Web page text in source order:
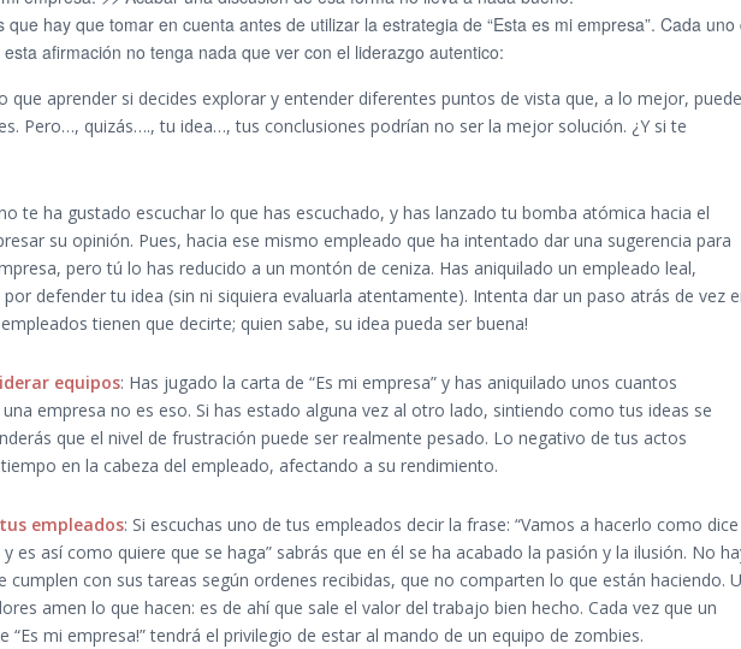
hay que tomar en cuenta antes de utilizar la estrategia de “Esta es mi empresa”. Cada uno
afirmación no tenga nada que ver con el liderazgo autentico:
que aprender si decides explorar y entender diferentes puntos de vista que, a lo mejor,
Pero…, quizás…., tu idea…, tus conclusiones podrían no ser la mejor solución. ¿Y si te
te ha gustado escuchar lo que has escuchado, y has lanzado tu bomba atómica hacia el
su opinión. Pues, hacia ese mismo empleado que ha intentado dar una sugerencia para
pero tú lo has reducido a un montón de ceniza. Has aniquilado un empleado leal,
defender tu idea (sin ni siquiera evaluarla atentamente). Intenta dar un paso atrás de vez
tienen que decirte; quien sabe, su idea pueda ser buena!
equipos: Has jugado la carta de “Es mi empresa” y has aniquilado unos cuantos
empresa no es eso. Si has estado alguna vez al otro lado, sintiendo como tus ideas se
que el nivel de frustración puede ser realmente pesado. Lo negativo de tus actos
en la cabeza del empleado, afectando a su rendimiento.
empleados: Si escuchas uno de tus empleados decir la frase: “Vamos a hacerlo como
es así como quiere que se haga” sabrás que en él se ha acabado la pasión y la ilusión. No
cumplen con sus tareas según ordenes recibidas, que no comparten lo que están haciendo.
amen lo que hacen: es de ahí que sale el valor del trabajo bien hecho. Cada vez que un
“Es mi empresa!” tendrá el privilegio de estar al mando de un equipo de zombies.